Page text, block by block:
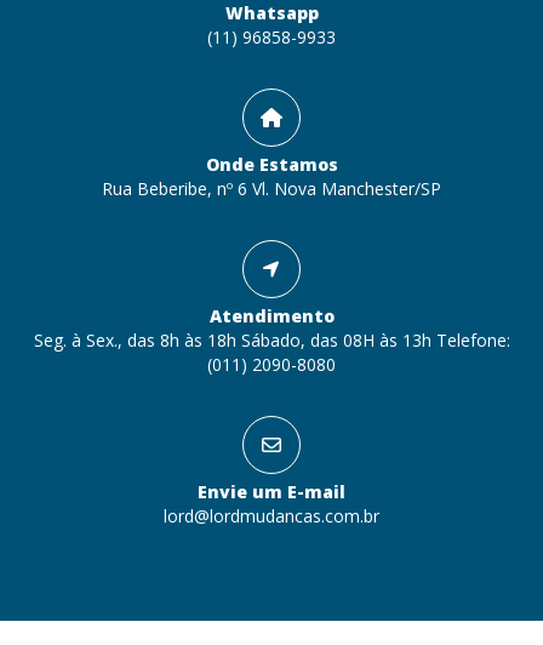
Whatsapp
(11) 96858-9933
Onde Estamos
Rua Beberibe, nº 6 Vl. Nova Manchester/SP
Atendimento
Seg. à Sex., das 8h às 18h Sábado, das 08H às 13h Telefone:
(011) 2090-8080
Envie um E-mail
lord@lordmudancas.com.br